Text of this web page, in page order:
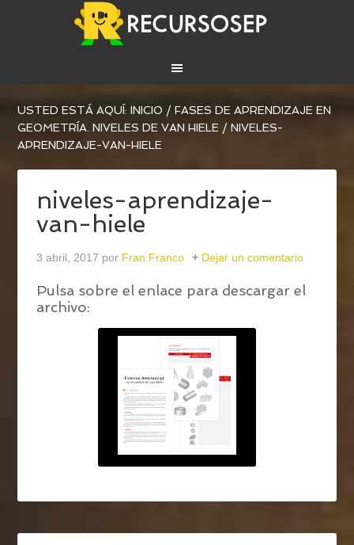
USTED ESTÁ AQUÍ:INICIO / FASES DE APRENDIZAJE EN
GEOMETRÍA. NIVELES DE VAN HIELE / NIVELES-
APRENDIZAJE-VAN-HIELE
niveles-aprendizaje-
van-hiele
3 abril, 2017 por Fran Franco Dejar un comentario
Pulsa sobre el enlace para descargar el
archivo: